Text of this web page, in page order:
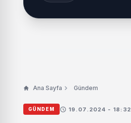
Ana Sayfa Gündem
GÜNDEM 19.07.2024 - 18:32